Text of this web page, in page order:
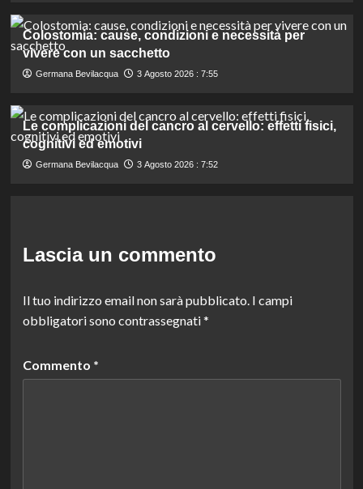
Colostomia: cause, condizioni e necessità per
vivere con un sacchetto
Germana Bevilacqua 3 Agosto 2026 : 7:55
Le complicazioni del cancro al cervello: effetti fisici,
cognitivi ed emotivi
Germana Bevilacqua 3 Agosto 2026 : 7:52
Lascia un commento
Il tuo indirizzo email non sarà pubblicato. I campi
obbligatori sono contrassegnati*
Commento *